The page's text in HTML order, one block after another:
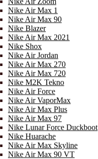
Nike Air Max 1
Nike Air Max 90
Nike Blazer
Nike Air Max 2021
Nike Shox
Nike Air Jordan
Nike Air Max 270
Nike Air Max 720
Nike M2K Tekno
Nike Air Force
Nike Air VaporMax
Nike Air Max Plus
Nike Air Max 97
Nike Lunar Force Duckboot
Nike Huarache
Nike Air Max Skyline
Nike Air Max 90 VT